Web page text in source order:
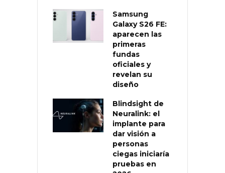
Samsung
Galaxy S26 FE:
aparecen las
primeras
fundas
oficiales y
revelan su
diseño
Blindsight de
Neuralink: el
implante para
dar visión a
personas
ciegas iniciaría
pruebas en